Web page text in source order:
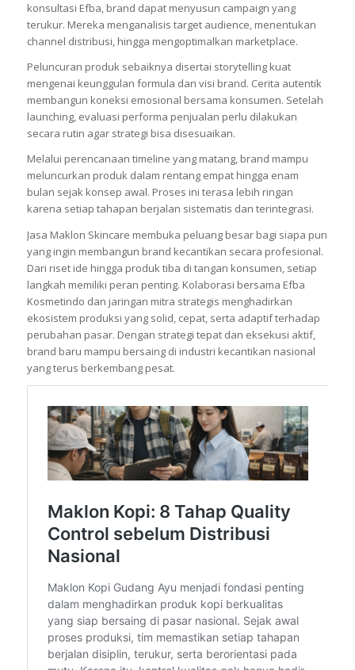
konsultasi Efba, brand dapat menyusun campaign yang
terukur. Mereka menganalisis target audience, menentukan
channel distribusi, hingga mengoptimalkan marketplace.
Peluncuran produk sebaiknya disertai storytelling kuat
mengenai keunggulan formula dan visi brand. Cerita autentik
membangun koneksi emosional bersama konsumen. Setelah
launching, evaluasi performa penjualan perlu dilakukan
secara rutin agar strategi bisa disesuaikan.
Melalui perencanaan timeline yang matang, brand mampu
meluncurkan produk dalam rentang empat hingga enam
bulan sejak konsep awal. Proses ini terasa lebih ringan
karena setiap tahapan berjalan sistematis dan terintegrasi.
Jasa Maklon Skincare membuka peluang besar bagi siapa pun
yang ingin membangun brand kecantikan secara profesional.
Dari riset ide hingga produk tiba di tangan konsumen, setiap
langkah memiliki peran penting. Kolaborasi bersama Efba
Kosmetindo dan jaringan mitra strategis menghadirkan
ekosistem produksi yang solid, cepat, serta adaptif terhadap
perubahan pasar. Dengan strategi tepat dan eksekusi aktif,
brand baru mampu bersaing di industri kecantikan nasional
yang terus berkembang pesat.